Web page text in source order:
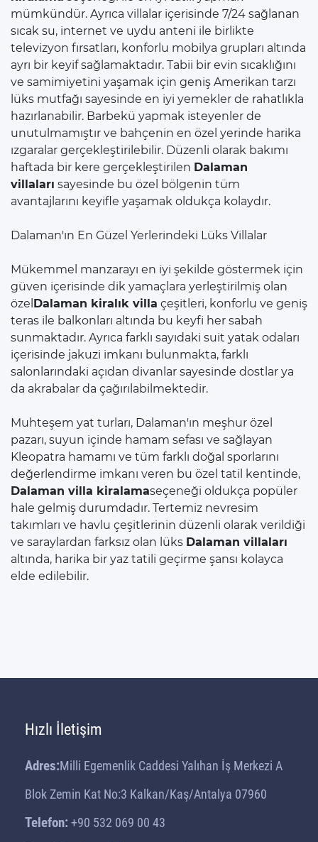
mümkündür. Ayrıca villalar içerisinde 7/24 sağlanan
sıcak su, internet ve uydu anteni ile birlikte
televizyon fırsatları, konforlu mobilya grupları altında
ayrı bir keyif sağlamaktadır. Tabii bir evin sıcaklığını
ve samimiyetini yaşamak için geniş Amerikan tarzı
lüks mutfağı sayesinde en iyi yemekler de rahatlıkla
hazırlanabilir. Barbekü yapmak isteyenler de
unutulmamıştır ve bahçenin en özel yerinde harika
ızgaralar gerçekleştirilebilir. Düzenli olarak bakımı
haftada bir kere gerçekleştirilen Dalaman
villaları sayesinde bu özel bölgenin tüm
avantajlarını keyifle yaşamak oldukça kolaydır.
Dalaman'ın En Güzel Yerlerindeki Lüks Villalar
Mükemmel manzarayı en iyi şekilde göstermek için
güven içerisinde dik yamaçlara yerleştirilmiş olan
özel Dalaman kiralık villa çeşitleri, konforlu ve geniş
teras ile balkonları altında bu keyfi her sabah
sunmaktadır. Ayrıca farklı sayıdaki suit yatak odaları
içerisinde jakuzi imkanı bulunmakta, farklı
salonlarındaki açıdan divanlar sayesinde dostlar ya
da akrabalar da çağırılabilmektedir.
Muhteşem yat turları, Dalaman'ın meşhur özel
pazarı, suyun içinde hamam sefası ve sağlayan
Kleopatra hamamı ve tüm farklı doğal sporlarını
değerlendirme imkanı veren bu özel tatil kentinde,
Dalaman villa kiralamaseçeneği oldukça popüler
hale gelmiş durumdadır. Tertemiz nevresim
takımları ve havlu çeşitlerinin düzenli olarak verildiği
ve saraylardan farksız olan lüks Dalaman villaları
altında, harika bir yaz tatili geçirme şansı kolayca
elde edilebilir.
Hızlı İletişim
Adres:Milli Egemenlik Caddesi Yalıhan İş Merkezi A
Blok Zemin Kat No:3 Kalkan/Kaş/Antalya 07960
Telefon: +90 532 069 00 43